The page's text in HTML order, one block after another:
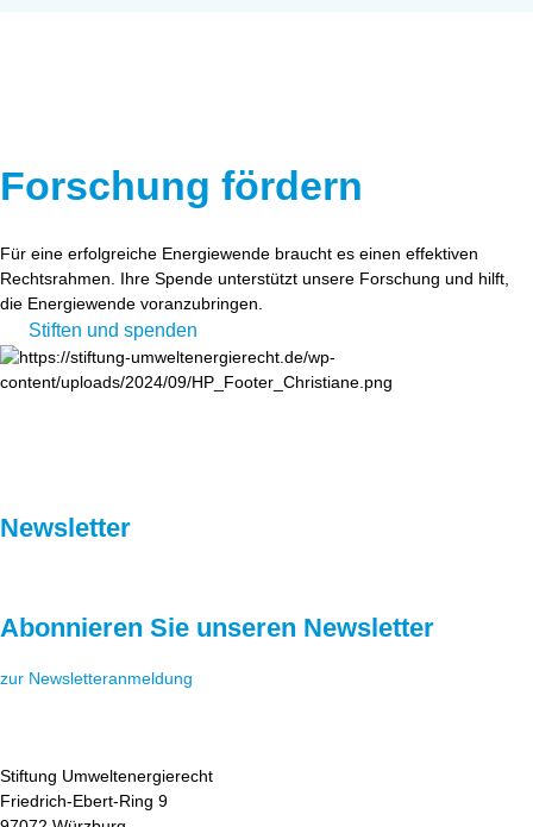
Forschung fördern
Für eine erfolgreiche Energiewende braucht es einen effektiven
Rechtsrahmen. Ihre Spende unterstützt unsere Forschung und hilft,
die Energiewende voranzubringen.
Stiften und spenden
Newsletter
Abonnieren Sie unseren Newsletter
zur Newsletteranmeldung
Stiftung Umweltenergierecht
Friedrich-Ebert-Ring 9